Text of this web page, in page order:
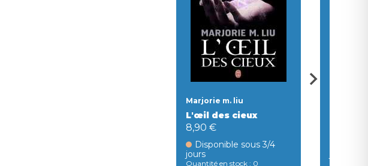
Marjorie m. liu
L'œil des cieux
8,90 €
Disponible sous 3/4
jours
Quantité en stock : 0